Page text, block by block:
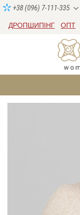
+38 (096) 7-111-335
ДРОПШИПІНГ ОПТ